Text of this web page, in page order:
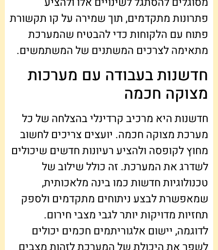
פתרונות מתקדמים, תוך שמירה על קו תקשורת
פתוח עם הלקוחות כדי להבטיח שהמערכת
מתאימה לצרכים המשתנים של המשתמשים.
חדשנות בעבודה עם מערכות
מצוקה חכמה
חדשנות היא מרכיב קרדינלי בהצלחה של כל
מערכת מצוקה חכמה. יועצים צריכים לחשוב
מחוץ לקופסה ולהציע רעיונות חדשים שיכולים
לשדרג את המערכת. זה כולל שילוב של
טכנולוגיות חדשות כמו בינה מלאכותית,
שמאפשרת לבצע ניתוחים מתקדמים ולספק
תחזיות מדויקות יותר לגבי מצבי חירום.
לדוגמה, יישום אלגוריתמים חכמים יכולים
לשפר את היכולת של המערכת לזהות מצבים